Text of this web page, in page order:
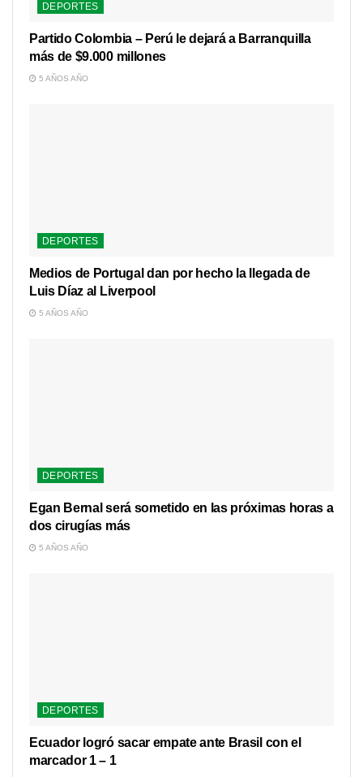
DEPORTES
Partido Colombia – Perú le dejará a Barranquilla
más de $9.000 millones
5 AÑOS AÑO
DEPORTES
Medios de Portugal dan por hecho la llegada de
Luis Díaz al Liverpool
5 AÑOS AÑO
DEPORTES
Egan Bernal será sometido en las próximas horas a
dos cirugías más
5 AÑOS AÑO
DEPORTES
Ecuador logró sacar empate ante Brasil con el
marcador 1 – 1